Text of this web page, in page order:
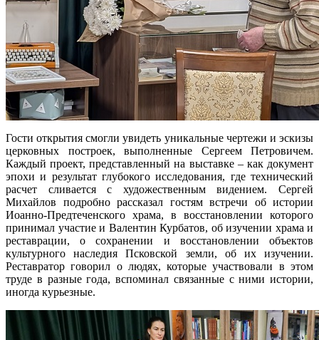
Гости открытия смогли увидеть уникальные чертежи и эскизы
церковных построек, выполненные Сергеем Петровичем.
Каждый проект, представленный на выставке – как документ
эпохи и результат глубокого исследования, где технический
расчет сливается с художественным видением. Сергей
Михайлов подробно рассказал гостям встречи об истории
Иоанно-Предтеченского храма, в восстановлении которого
принимал участие и Валентин Курбатов, об изучении храма и
реставрации, о сохранении и восстановлении объектов
культурного наследия Псковской земли, об их изучении.
Реставратор говорил о людях, которые участвовали в этом
труде в разные года, вспоминал связанные с ними истории,
иногда курьезные.